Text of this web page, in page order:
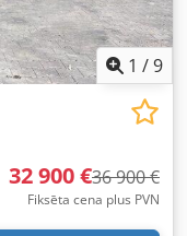
1 /9
32 900 €36 900 €
Fiksēta cena plus PVN